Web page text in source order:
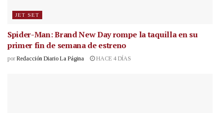
JET SET
Spider-Man: Brand New Day rompe la taquilla en su
primer fin de semana de estreno
por Redacción Diario La Página HACE 4 DÍAS